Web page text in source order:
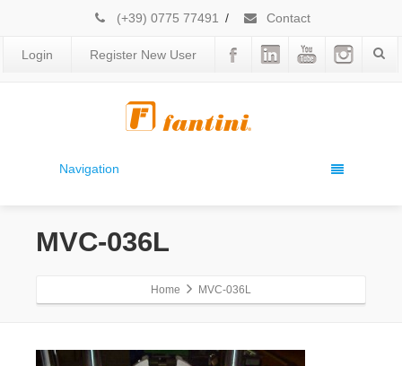
(+39) 0775 77491 / Contact
Login Register New User
Navigation
MVC-036L
Home MVC-036L